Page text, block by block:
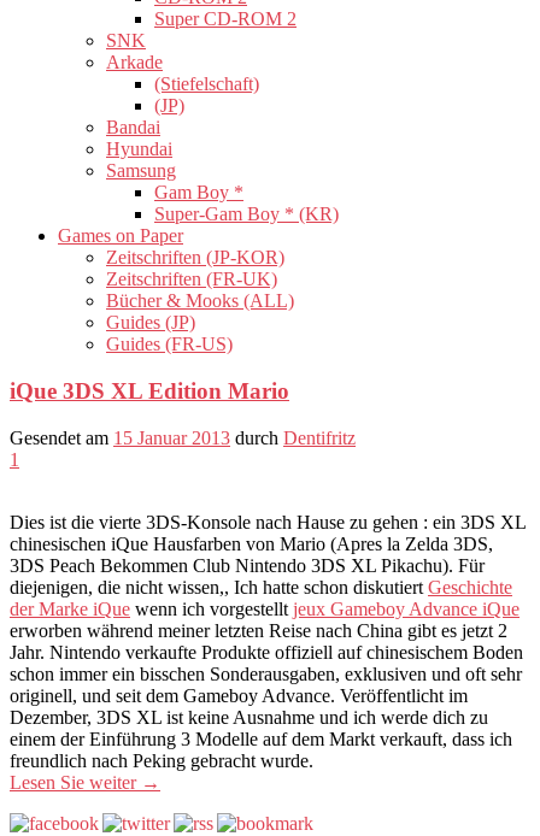
Super CD-ROM 2
SNK
Arkade
(Stiefelschaft)
(JP)
Bandai
Hyundai
Samsung
Gam Boy *
Super-Gam Boy * (KR)
Games on Paper
Zeitschriften (JP-KOR)
Zeitschriften (FR-UK)
Bücher & Mooks (ALL)
Guides (JP)
Guides (FR-US)
iQue 3DS XL Edition Mario
Gesendet am 15 Januar 2013 durch Dentifritz
1
Dies ist die vierte 3DS-Konsole nach Hause zu gehen : ein 3DS XL
chinesischen iQue Hausfarben von Mario (Apres la Zelda 3DS,
3DS Peach Bekommen Club Nintendo 3DS XL Pikachu). Für
diejenigen, die nicht wissen,, Ich hatte schon diskutiert Geschichte
der Marke iQue wenn ich vorgestellt jeux Gameboy Advance iQue
erworben während meiner letzten Reise nach China gibt es jetzt 2
Jahr. Nintendo verkaufte Produkte offiziell auf chinesischem Boden
schon immer ein bisschen Sonderausgaben, exklusiven und oft sehr
originell, und seit dem Gameboy Advance. Veröffentlicht im
Dezember, 3DS XL ist keine Ausnahme und ich werde dich zu
einem der Einführung 3 Modelle auf dem Markt verkauft, dass ich
freundlich nach Peking gebracht wurde.
Lesen Sie weiter →